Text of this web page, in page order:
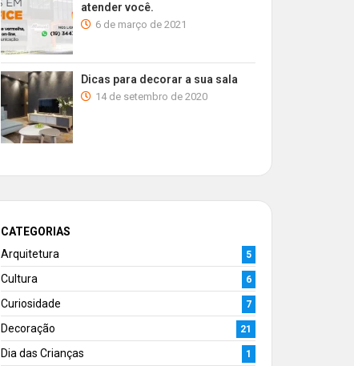
atender você.
6 de março de 2021
Dicas para decorar a sua sala
14 de setembro de 2020
CATEGORIAS
Arquitetura
5
Cultura 6
Curiosidade 7
Decoração 21
Dia das Crianças 1